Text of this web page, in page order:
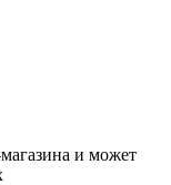
и может